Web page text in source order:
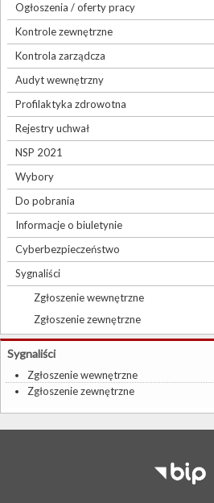
Ogłoszenia / oferty pracy
Kontrole zewnętrzne
Kontrola zarządcza
Audyt wewnętrzny
Profilaktyka zdrowotna
Rejestry uchwał
NSP 2021
Wybory
Do pobrania
Informacje o biuletynie
Cyberbezpieczeństwo
Sygnaliści
Zgłoszenie wewnętrzne
Zgłoszenie zewnętrzne
Sygnaliści
Zgłoszenie wewnętrzne
Zgłoszenie zewnętrzne